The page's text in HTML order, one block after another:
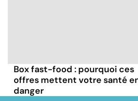
Box fast-food : pourquoi ces
offres mettent votre santé
danger